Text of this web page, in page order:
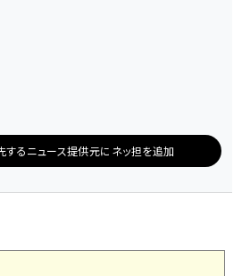
するニュース提供元にネッ担を追加